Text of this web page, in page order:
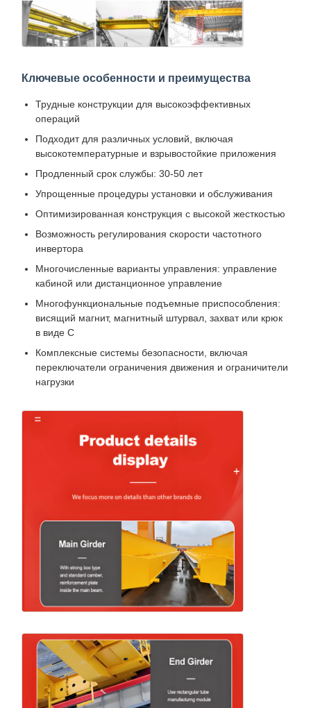
Ключевые особенности и преимущества
Трудные конструкции для высокоэффективных
операций
Подходит для различных условий, включая
высокотемпературные и взрывостойкие приложения
Продленный срок службы: 30-50 лет
Упрощенные процедуры установки и обслуживания
Оптимизированная конструкция с высокой жесткостью
Возможность регулирования скорости частотного
инвертора
Многочисленные варианты управления: управление
кабиной или дистанционное управление
Многофункциональные подъемные приспособления:
висящий магнит, магнитный штурвал, захват или крюк
в виде C
Комплексные системы безопасности, включая
переключатели ограничения движения и ограничители
нагрузки